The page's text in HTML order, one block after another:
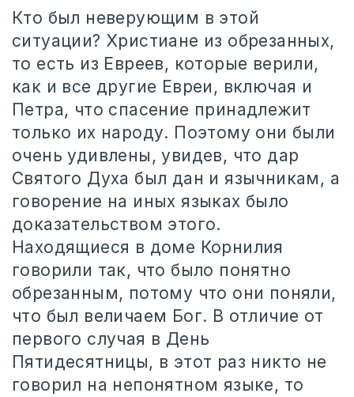
Кто был неверующим в этой
ситуации? Христиане из обрезанных,
то есть из Евреев, которые верили,
как и все другие Евреи, включая и
Петра, что спасение принадлежит
только их народу. Поэтому они были
очень удивлены, увидев, что дар
Святого Духа был дан и язычникам, а
говорение на иных языках было
доказательством этого.
Находящиеся в доме Корнилия
говорили так, что было понятно
обрезанным, потому что они поняли,
что был величаем Бог. В отличие от
первого случая в День
Пятидесятницы, в этот раз никто не
говорил на непонятном языке, то